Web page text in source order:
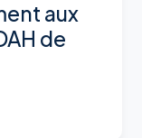
aux
de